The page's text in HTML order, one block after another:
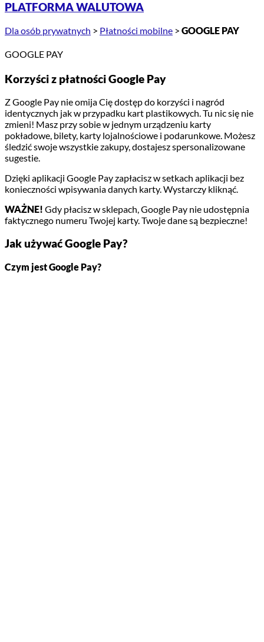
PLATFORMA WALUTOWA
Dla osób prywatnych > Płatności mobilne > GOOGLE PAY
GOOGLE PAY
Korzyści z płatności Google Pay
Z Google Pay nie omija Cię dostęp do korzyści i nagród
identycznych jak w przypadku kart plastikowych. Tu nic się nie
zmieni! Masz przy sobie w jednym urządzeniu karty
pokładowe, bilety, karty lojalnościowe i podarunkowe. Możesz
śledzić swoje wszystkie zakupy, dostajesz spersonalizowane
sugestie.
Dzięki aplikacji Google Pay zapłacisz w setkach aplikacji bez
konieczności wpisywania danych karty. Wystarczy kliknąć.
WAŻNE! Gdy płacisz w sklepach, Google Pay nie udostępnia
faktycznego numeru Twojej karty. Twoje dane są bezpieczne!
Jak używać Google Pay?
Czym jest Google Pay?